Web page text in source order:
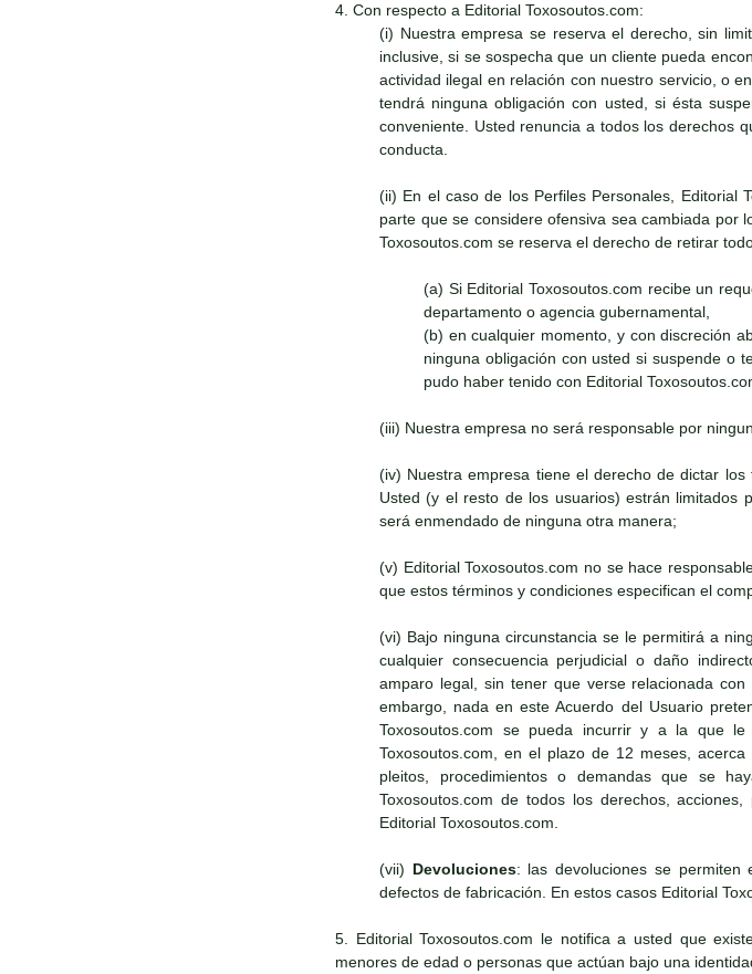
4. Con respecto a Editorial Toxosoutos.com:
(i) Nuestra empresa se reserva el derecho, sin
inclusive, si se sospecha que un cliente pueda
actividad ilegal en relación con nuestro servicio, o
tendrá ninguna obligación con usted, si ésta
conveniente. Usted renuncia a todos los derechos
conducta.
(ii) En el caso de los Perfiles Personales, Editorial
parte que se considere ofensiva sea cambiada por
Toxosoutos.com se reserva el derecho de retirar
(a) Si Editorial Toxosoutos.com recibe un
departamento o agencia gubernamental,
(b) en cualquier momento, y con discreción
ninguna obligación con usted si suspende o
pudo haber tenido con Editorial
(iii) Nuestra empresa no será responsable por
(iv) Nuestra empresa tiene el derecho de dictar
Usted (y el resto de los usuarios) estrán limitados
será enmendado de ninguna otra manera;
(v) Editorial Toxosoutos.com no se hace
que estos términos y condiciones especifican el
(vi) Bajo ninguna circunstancia se le permitirá a
cualquier consecuencia perjudicial o daño
amparo legal, sin tener que verse relacionada
embargo, nada en este Acuerdo del Usuario
Toxosoutos.com se pueda incurrir y a la que
Toxosoutos.com, en el plazo de 12 meses,
pleitos, procedimientos o demandas que se
Toxosoutos.com de todos los derechos,
Editorial Toxosoutos.com.
(vii) Devoluciones: las devoluciones se
defectos de fabricación. En estos casos Editorial
5. Editorial Toxosoutos.com le notifica a usted que
menores de edad o personas que actúan bajo una